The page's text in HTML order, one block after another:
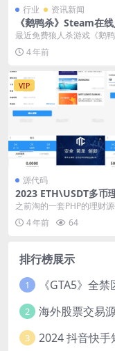
行业 资讯新闻
《鹅鸭杀》Steam在
创新高 达到了56.3万人
最近免费狼人杀游戏《鹅
ose Goose Duck）》爆火
频等...4 年前
VIP
源代码
2023 ETH\USDT多币
统 完美流畅
之前淘的一套PHP的理财
测了下完美流畅，代码工整
UI简洁大方，有兴...
4 年前 64
排行榜展示
1 《GTA5》全
2
3 2024 抖音快